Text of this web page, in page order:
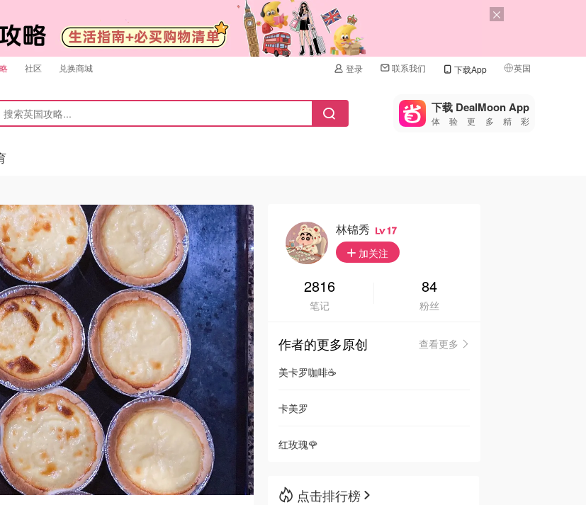
社区 兑换商城 登录 联系我们 下载App 英国
🇺🇸
🇨🇳 中国
🇦🇺
🇳🇿新西兰
下载 DealMoon App
体验更多精彩
林锦秀 17
加关注
2816
笔记
84
粉丝
作者的更多原创
查看更多
美卡罗咖啡☕️
卡美罗
红玫瑰🌹
点击排行榜